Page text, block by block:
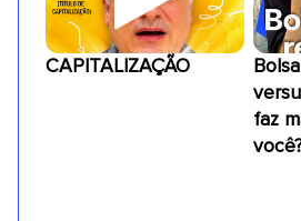
CAPITALIZAÇÃO
faz